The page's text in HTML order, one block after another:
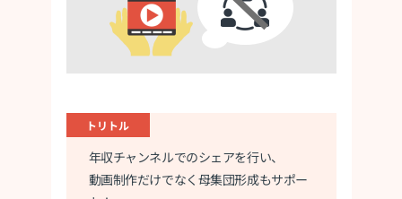
トリトル
年収チャンネルでのシェアを行い、
動画制作だけでなく母集団形成もサポー